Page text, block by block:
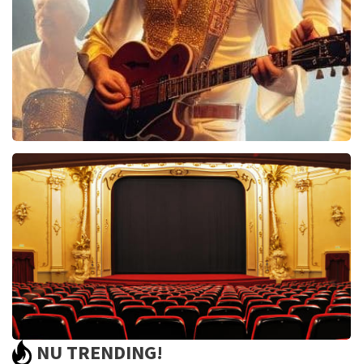
BEKIJKEN
Bee Gees Forever
BEKIJKEN
NU TRENDING!